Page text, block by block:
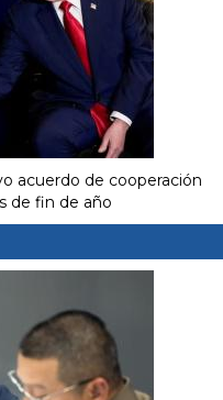
acuerdo de cooperación
de fin de año